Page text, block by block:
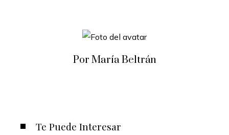
Por María Beltrán
Te Puede Interesar